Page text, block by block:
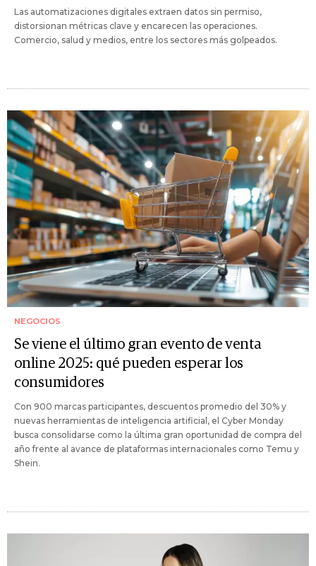
Las automatizaciones digitales extraen datos sin permiso,
distorsionan métricas clave y encarecen las operaciones.
Comercio, salud y medios, entre los sectores más golpeados.
NEGOCIOS
Se viene el último gran evento de venta
online 2025: qué pueden esperar los
consumidores
Con 900 marcas participantes, descuentos promedio del 30% y
nuevas herramientas de inteligencia artificial, el Cyber Monday
busca consolidarse como la última gran oportunidad de compra del
año frente al avance de plataformas internacionales como Temu y
Shein.